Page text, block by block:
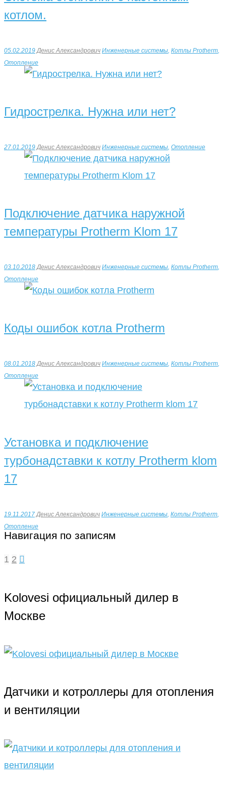
котлом.
05.02.2019 Денис Александрович Инженерные системы, Котлы Protherm,
Отопление
Гидрострелка. Нужна или нет?
27.01.2019 Денис Александрович Инженерные системы, Отопление
Подключение датчика наружной
температуры Protherm Klom 17
03.10.2018 Денис Александрович Инженерные системы, Котлы Protherm,
Отопление
Коды ошибок котла Protherm
08.01.2018 Денис Александрович Инженерные системы, Котлы Protherm,
Отопление
Установка и подключение
турбонадставки к котлу Protherm klom
17
19.11.2017 Денис Александрович Инженерные системы Котлы Protherm
Отопление
Навигация по записям
1 2
Kolovesi официальный дилер в
Москве
Датчики и котроллеры для отопления
и вентиляции